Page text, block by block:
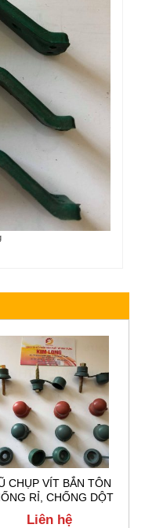
CHỤP VÍT BẮN TÔN
RỈ, CHỐNG DỘT
Liên hệ